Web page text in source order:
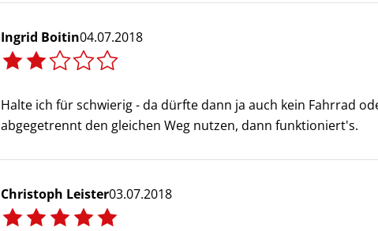
Ingrid Boitin04.07.2018
Halte ich für schwierig - da dürfte dann ja auch kein Fahrrad
abgegetrennt den gleichen Weg nutzen, dann funktioniert's.
Christoph Leister03.07.2018